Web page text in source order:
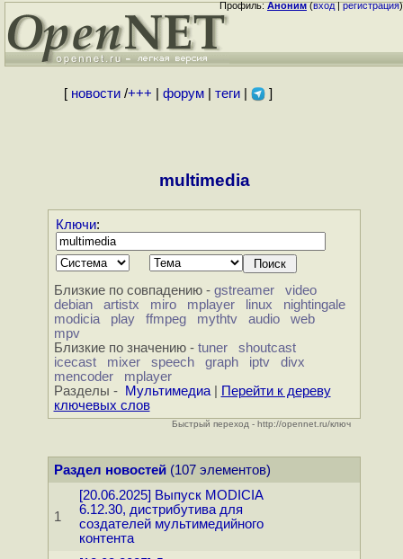
Профиль:Аноним(вход|регистрация)
[ новости/+++ форум| теги| ]
multimedia
Ключи:
Близкие по совпадению - gstreamer
video
debian
artistx miro mplayer linux
nightingale
modicia
play ffmpeg mythtv audio
web
mpv
Близкие по значению - tuner
shoutcast
icecast
mixer speech graph iptv
divx
mencoder
mplayer
Разделы -
Мультимедиа|
Перейти к дереву
ключевых слов
Быстрый переход - http://opennet.ru/ключ
Раздел новостей(107 элементов)
1
[20.06.2025] Выпуск MODICIA
6.12.30, дистрибутива для
создателей мультимедийного
контента